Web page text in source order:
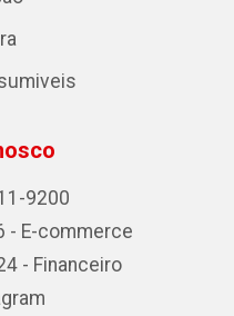
9200
- E-commerce
- Financeiro